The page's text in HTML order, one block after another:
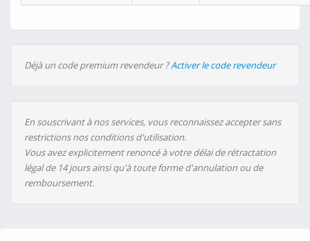
Déjà un code premium revendeur ?Activer le code revendeur
En souscrivant à nos services, vous reconnaissez accepter sans
restrictions nos conditions d'utilisation.
Vous avez explicitement renoncé à votre délai de rétractation
légal de 14 jours ainsi qu'à toute forme d'annulation ou de
remboursement.